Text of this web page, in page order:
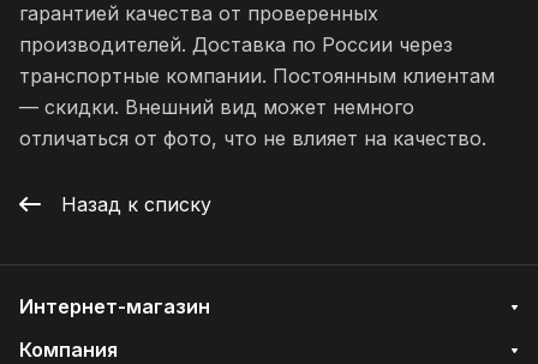
гарантией качества от проверенных
производителей. Доставка по России через
транспортные компании. Постоянным клиентам
— скидки. Внешний вид может немного
отличаться от фото, что не влияет на качество.
Назад к списку
Интернет-магазин
Компания